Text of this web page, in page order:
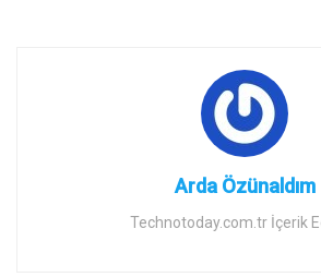
Arda Özünaldım
Technotoday.com.tr İçerik